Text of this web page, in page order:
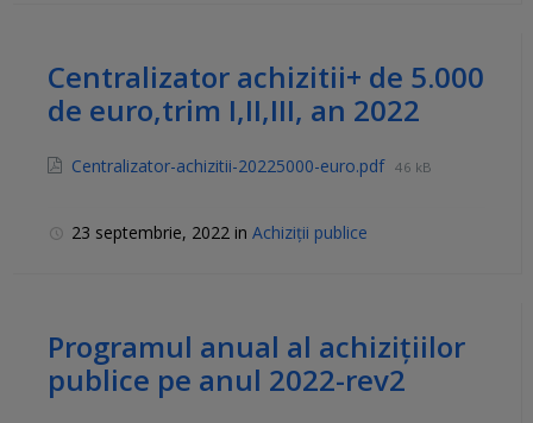
Centralizator achizitii+ de 5.000
de euro,trim I,II,III, an 2022
Centralizator-achizitii-20225000-euro.pdf 46 kB
23 septembrie, 2022 in Achiziții publice
Programul anual al achizițiilor
publice pe anul 2022-rev2